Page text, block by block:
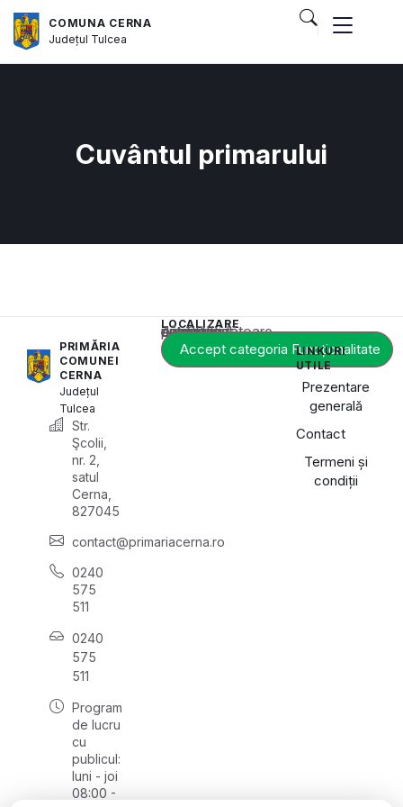
COMUNA CERNA
Județul Tulcea
Cuvântul primarului
PRIMĂRIA
COMUNEI
CERNA
Județul
Tulcea
Str.
Şcolii,
nr. 2,
satul
Cerna,
827045
contact@primariacerna.ro
0240
575
511
0240
575
511
Program
de lucru
cu
publicul:
luni - joi
08:00 -
LOCALIZARE
Acest conținut este blocat până când acceptați categoria corespunzătoare de cookie-uri.
Accept categoria Funcționalitate
LINKURI
UTILE
Prezentare
generală
Contact
Termeni și
condiții